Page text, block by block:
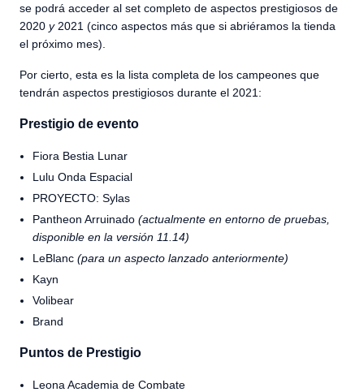
se podrá acceder al set completo de aspectos prestigiosos de
2020 y2021 (cinco aspectos más que si abriéramos la tienda
el próximo mes).
Por cierto, esta es la lista completa de los campeones que
tendrán aspectos prestigiosos durante el 2021:
Prestigio de evento
Fiora Bestia Lunar
Lulu Onda Espacial
PROYECTO: Sylas
Pantheon Arruinado (actualmente en entorno de pruebas,
disponible en la versión 11.14)
LeBlanc (para un aspecto lanzado anteriormente)
Kayn
Volibear
Brand
Puntos de Prestigio
Leona Academia de Combate